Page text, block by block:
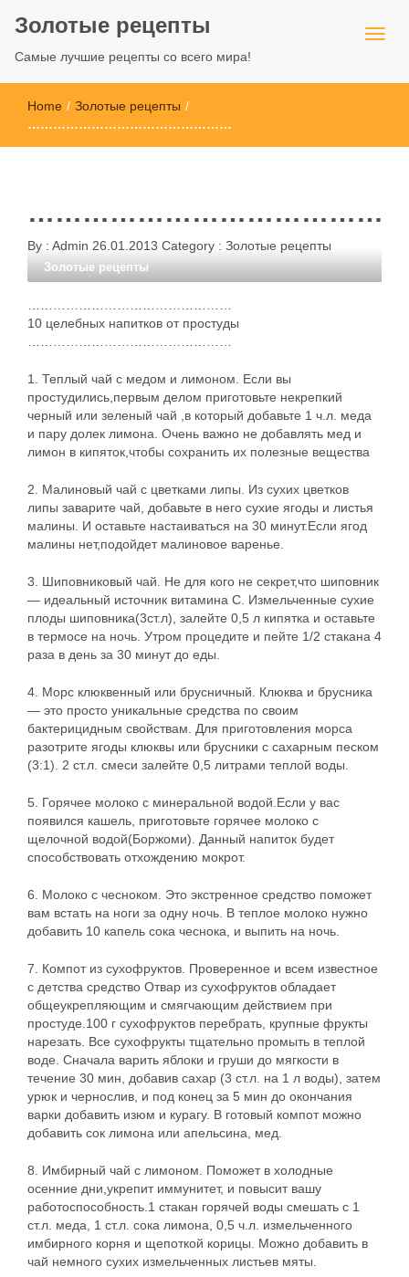
Золотые рецепты
Самые лучшие рецепты со всего мира!
Home / Золотые рецепты /
…………………………………………
By : Admin 26.01.2013 Category : Золотые рецепты
Золотые рецепты
10 целебных напитков от простуды
1. Теплый чай с медом и лимоном. Если вы
простудились,первым делом приготовьте некрепкий
черный или зеленый чай ,в который добавьте 1 ч.л. меда
и пару долек лимона. Очень важно не добавлять мед и
лимон в кипяток,чтобы сохранить их полезные вещества
2. Малиновый чай с цветками липы. Из сухих цветков
липы заварите чай, добавьте в него сухие ягоды и листья
малины. И оставьте настаиваться на 30 минут.Если ягод
малины нет,подойдет малиновое варенье.
3. Шиповниковый чай. Не для кого не секрет,что шиповник
— идеальный источник витамина С. Измельченные сухие
плоды шиповника(3ст.л), залейте 0,5 л кипятка и оставьте
в термосе на ночь. Утром процедите и пейте 1/2 стакана 4
раза в день за 30 минут до еды.
4. Морс клюквенный или брусничный. Клюква и брусника
— это просто уникальные средства по своим
бактерицидным свойствам. Для приготовления морса
разотрите ягоды клюквы или брусники с сахарным песком
(3:1). 2 ст.л. смеси залейте 0,5 литрами теплой воды.
5. Горячее молоко с минеральной водой.Если у вас
появился кашель, приготовьте горячее молоко с
щелочной водой(Боржоми). Данный напиток будет
способствовать отхождению мокрот.
6. Молоко с чесноком. Это экстренное средство поможет
вам встать на ноги за одну ночь. В теплое молоко нужно
добавить 10 капель сока чеснока, и выпить на ночь.
7. Компот из сухофруктов. Проверенное и всем известное
с детства средство Отвар из сухофруктов обладает
общеукрепляющим и смягчающим действием при
простуде.100 г сухофруктов перебрать, крупные фрукты
нарезать. Все сухофрукты тщательно промыть в теплой
воде. Сначала варить яблоки и груши до мягкости в
течение 30 мин, добавив сахар (3 ст.л. на 1 л воды), затем
урюк и чернослив, и под конец за 5 мин до окончания
варки добавить изюм и курагу. В готовый компот можно
добавить сок лимона или апельсина, мед.
8. Имбирный чай с лимоном. Поможет в холодные
осенние дни,укрепит иммунитет, и повысит вашу
работоспособность.1 стакан горячей воды смешать с 1
ст.л. меда, 1 ст.л. сока лимона, 0,5 ч.л. измельченного
имбирного корня и щепоткой корицы. Можно добавить в
чай немного сухих измельченных листьев мяты.